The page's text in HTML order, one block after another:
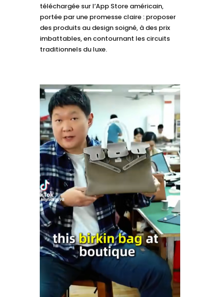
téléchargée sur l’App Store américain,
portée par une promesse claire : proposer
des produits au design soigné, à des prix
imbattables, en contournant les circuits
traditionnels du luxe.